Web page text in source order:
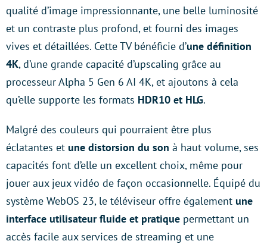
qualité d’image impressionnante, une belle luminosité
et un contraste plus profond, et fourni des images
vives et détaillées. Cette TV bénéficie d’une définition
4K, d’une grande capacité d’upscaling grâce au
processeur Alpha 5 Gen 6 AI 4K, et ajoutons à cela
qu’elle supporte les formats HDR10 et HLG.
Malgré des couleurs qui pourraient être plus
éclatantes et une distorsion du son à haut volume, ses
capacités font d’elle un excellent choix, même pour
jouer aux jeux vidéo de façon occasionnelle. Équipé du
système WebOS 23, le téléviseur offre également une
interface utilisateur fluide et pratique permettant un
accès facile aux services de streaming et une